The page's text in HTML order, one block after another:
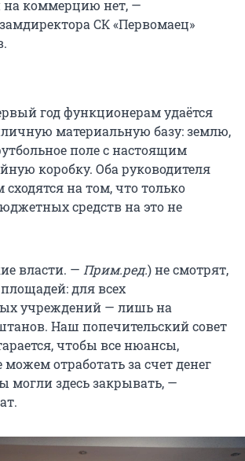
на коммерцию нет, —
СК «Первомаец»
год функционерам удаётся
материальную базу: землю,
поле с настоящим
коробку. Оба руководителя
сходятся на том, что только
средств на это не
власти. — Прим.ред.) не смотрят,
для всех
учреждений — лишь на
Наш попечительский совет
чтобы все нюансы,
отработать за счет денег
здесь закрывать, —